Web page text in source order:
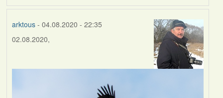
by
arktous- 04.08.2020 - 22:35
02.08.2020,